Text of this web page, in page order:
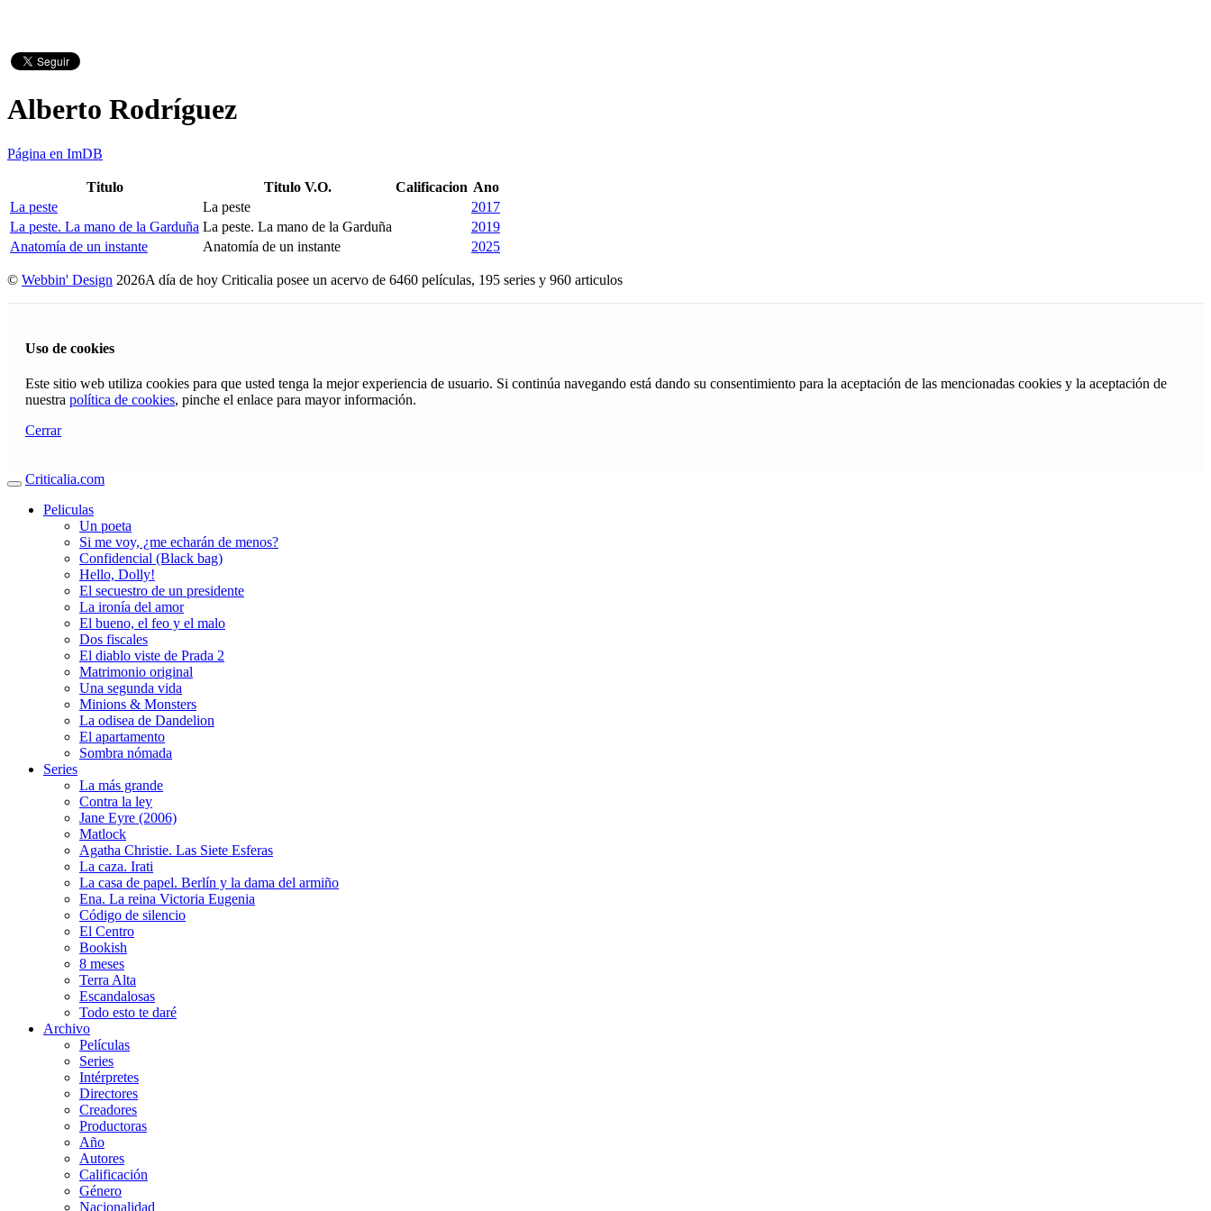
Alberto Rodríguez
Página en ImDB
Titulo Titulo V.O. Calificacion Ano
La peste
La peste
2017
La peste. La mano de la Garduña La peste. La mano de la Garduña
2019
Anatomía de un instante
Anatomía de un instante 2025
© Webbin' Design 2026A día de hoy Criticalia posee un acervo de 6460 películas, 195 series y 960 articulos
Uso de cookies
Este sitio web utiliza cookies para que usted tenga la mejor experiencia de usuario. Si continúa navegando está dando su consentimiento para la aceptación de las mencionadas cookies y la aceptación de
nuestra política de cookies, pinche el enlace para mayor información.
Cerrar
Criticalia.com
Peliculas
Un poeta
Si me voy, ¿me echarán de menos?
Confidencial (Black bag)
Hello, Dolly!
El secuestro de un presidente
La ironía del amor
El bueno, el feo y el malo
Dos fiscales
El diablo viste de Prada 2
Matrimonio original
Una segunda vida
Minions & Monsters
La odisea de Dandelion
El apartamento
Sombra nómada
Series
La más grande
Contra la ley
Jane Eyre (2006)
Matlock
Agatha Christie. Las Siete Esferas
La caza. Irati
La casa de papel. Berlín y la dama del armiño
Ena. La reina Victoria Eugenia
Código de silencio
El Centro
Bookish
8 meses
Terra Alta
Escandalosas
Todo esto te daré
Archivo
Películas
Series
Intérpretes
Directores
Creadores
Productoras
Año
Autores
Calificación
Género
Nacionalidad